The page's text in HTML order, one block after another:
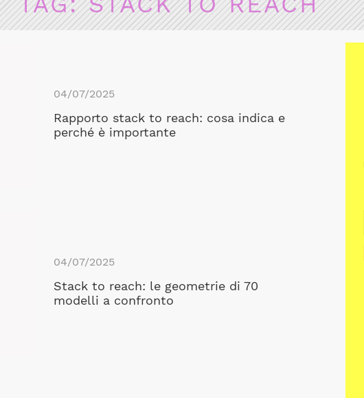
04/07/2025
Rapporto stack to reach: cosa indica e
perché è importante
04/07/2025
Stack to reach: le geometrie di 70
modelli a confronto